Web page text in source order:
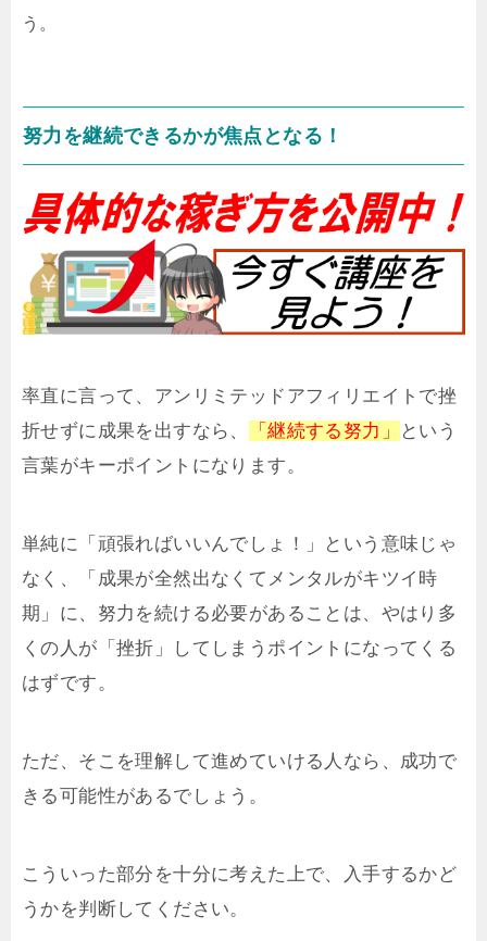
う。
努力を継続できるかが焦点となる！
率直に言って、アンリミテッドアフィリエイトで挫
折せずに成果を出すなら、
「継続する努力」
という
言葉がキーポイントになります。
単純に「頑張ればいいんでしょ！」という意味じゃ
なく、「成果が全然出なくてメンタルがキツイ時
期」に、努力を続ける必要があることは、やはり多
くの人が「挫折」してしまうポイントになってくる
はずです。
ただ、そこを理解して進めていける人なら、成功で
きる可能性があるでしょう。
こういった部分を十分に考えた上で、入手するかど
うかを判断してください。